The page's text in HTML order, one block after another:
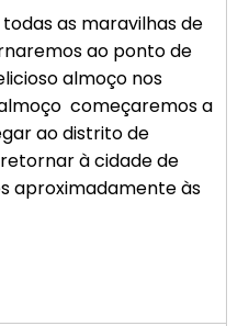
as maravilhas de
ao ponto de
almoço nos
começaremos a
ao distrito de
à cidade de
aproximadamente às